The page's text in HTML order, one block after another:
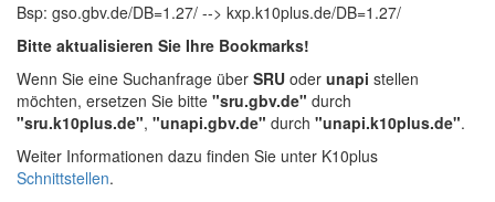
Bsp: gso.gbv.de/DB=1.27/ --> kxp.k10plus.de/DB=1.27/
Bitte aktualisieren Sie Ihre Bookmarks!
Wenn Sie eine Suchanfrage über SRU oder unapi stellen
möchten, ersetzen Sie bitte "sru.gbv.de" durch
"sru.k10plus.de", "unapi.gbv.de" durch "unapi.k10plus.de".
Weiter Informationen dazu finden Sie unter K10plus
Schnittstellen.